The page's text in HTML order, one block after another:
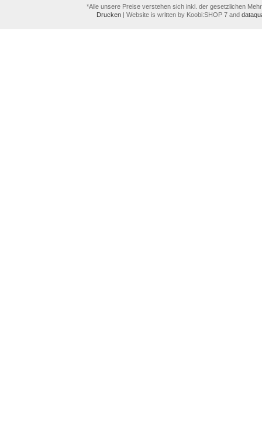
*Alle unsere Preise verstehen sich inkl. der gesetzlichen
Drucken | Website is written by Koobi:SHOP 7 and